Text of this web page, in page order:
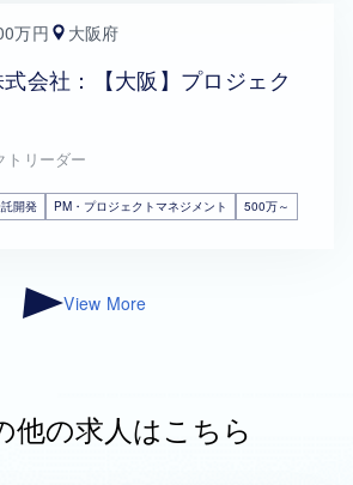
万円 大阪府
会社：【大阪】プロジェク
トリーダー
開発 PM・プロジェクトマネジメント 500万～
View More
他の求人はこちら